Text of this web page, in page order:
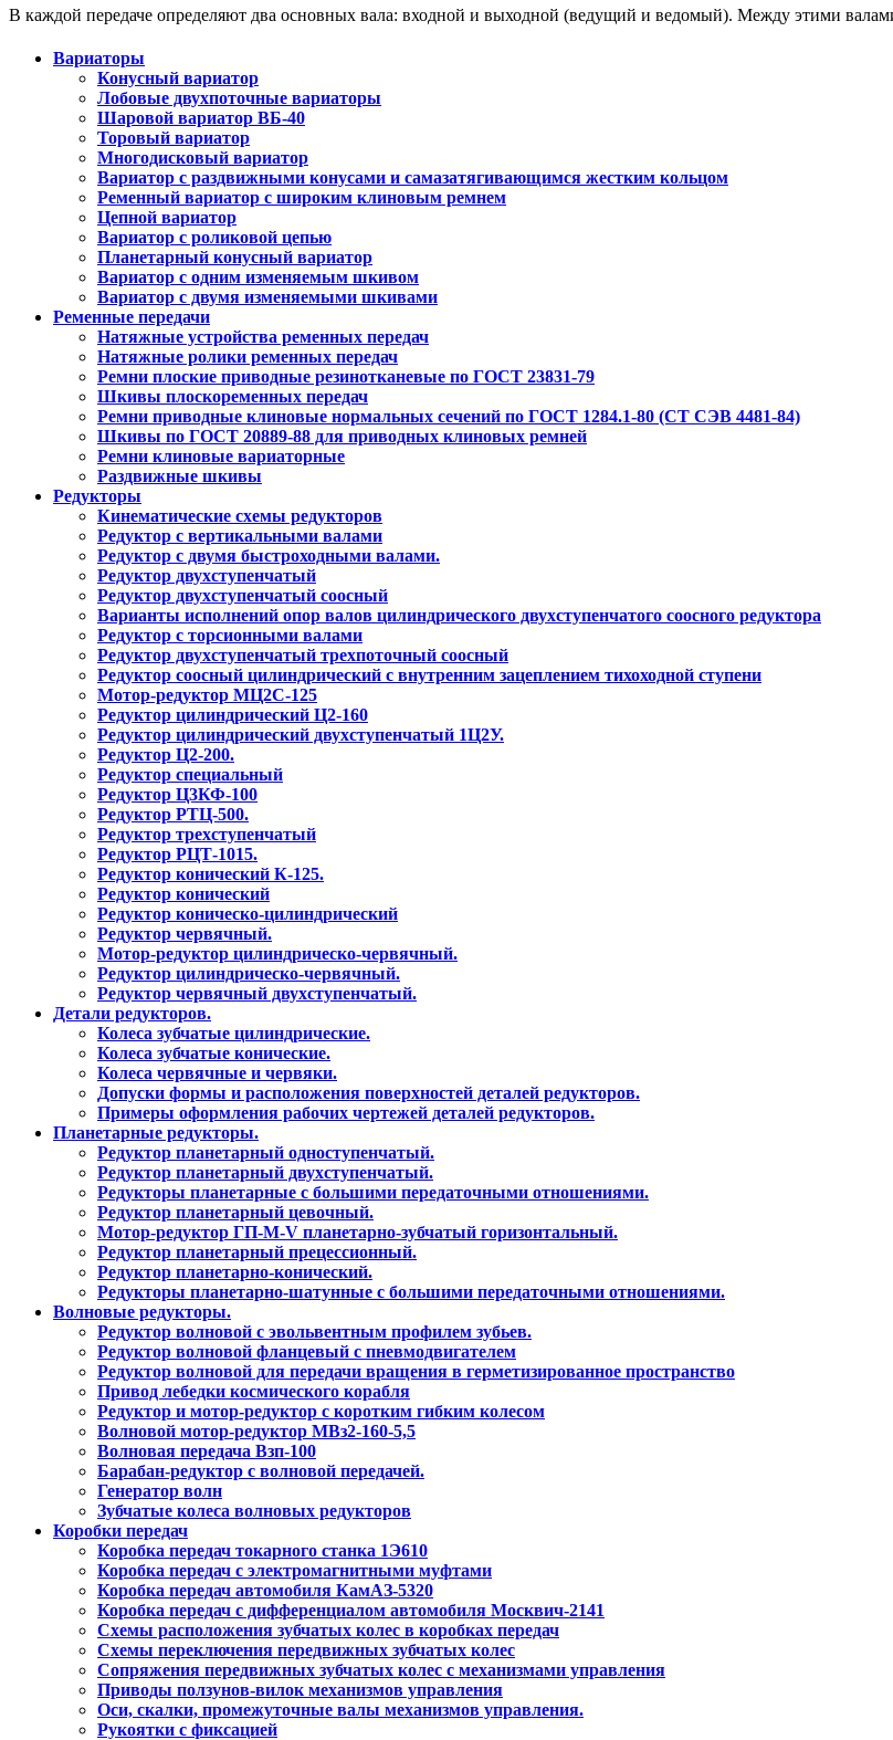
В каждой передаче определяют два основных вала: входной и выходной (ведущий и ведомый). Между этими
Вариаторы
Конусный вариатор
Лобовые двухпоточные вариаторы
Шаровой вариатор ВБ-40
Торовый вариатор
Многодисковый вариатор
Вариатор с раздвижными конусами и самазатягивающимся жестким кольцом
Ременный вариатор с широким клиновым ремнем
Цепной вариатор
Вариатор с роликовой цепью
Планетарный конусный вариатор
Вариатор с одним изменяемым шкивом
Вариатор с двумя изменяемыми шкивами
Ременные передачи
Натяжные устройства ременных передач
Натяжные ролики ременных передач
Ремни плоские приводные резинотканевые по ГОСТ 23831-79
Шкивы плоскоременных передач
Ремни приводные клиновые нормальных сечений по ГОСТ 1284.1-80 (СТ СЭВ 4481-84)
Шкивы по ГОСТ 20889-88 для приводных клиновых ремней
Ремни клиновые вариаторные
Раздвижные шкивы
Редукторы
Кинематические схемы редукторов
Редуктор с вертикальными валами
Редуктор с двумя быстроходными валами.
Редуктор двухступенчатый
Редуктор двухступенчатый соосный
Варианты исполнений опор валов цилиндрического двухступенчатого соосного редуктора
Редуктор с торсионными валами
Редуктор двухступенчатый трехпоточный соосный
Редуктор соосный цилиндрический с внутренним зацеплением тихоходной ступени
Мотор-редуктор МЦ2С-125
Редуктор цилиндрический Ц2-160
Редуктор цилиндрический двухступенчатый 1Ц2У.
Редуктор Ц2-200.
Редуктор специальный
Редуктор Ц3КФ-100
Редуктор РТЦ-500.
Редуктор трехступенчатый
Редуктор РЦТ-1015.
Редуктор конический К-125.
Редуктор конический
Редуктор коническо-цилиндрический
Редуктор червячный.
Мотор-редуктор цилиндрическо-червячный.
Редуктор цилиндрическо-червячный.
Редуктор червячный двухступенчатый.
Детали редукторов.
Колеса зубчатые цилиндрические.
Колеса зубчатые конические.
Колеса червячные и червяки.
Допуски формы и расположения поверхностей деталей редукторов.
Примеры оформления рабочих чертежей деталей редукторов.
Планетарные редукторы.
Редуктор планетарный одноступенчатый.
Редуктор планетарный двухступенчатый.
Редукторы планетарные с большими передаточными отношениями.
Редуктор планетарный цевочный.
Мотор-редуктор ГП-М-V планетарно-зубчатый горизонтальный.
Редуктор планетарный прецессионный.
Редуктор планетарно-конический.
Редукторы планетарно-шатунные с большими передаточными отношениями.
Волновые редукторы.
Редуктор волновой с эвольвентным профилем зубьев.
Редуктор волновой фланцевый с пневмодвигателем
Редуктор волновой для передачи вращения в герметизированное пространство
Привод лебедки космического корабля
Редуктор и мотор-редуктор с коротким гибким колесом
Волновой мотор-редуктор МВз2-160-5,5
Волновая передача Взп-100
Барабан-редуктор с волновой передачей.
Генератор волн
Зубчатые колеса волновых редукторов
Коробки передач
Коробка передач токарного станка 1Э610
Коробка передач с электромагнитными муфтами
Коробка передач автомобиля КамАЗ-5320
Коробка передач с дифференциалом автомобиля Москвич-2141
Схемы расположения зубчатых колес в коробках передач
Схемы переключения передвижных зубчатых колес
Сопряжения передвижных зубчатых колес с механизмами управления
Приводы ползунов-вилок механизмов управления
Оси, скалки, промежуточные валы механизмов управления.
Рукоятки с фиксацией